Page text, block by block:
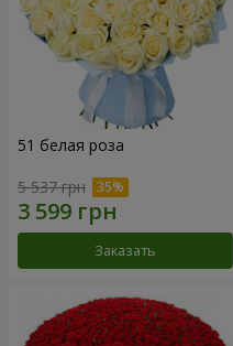
51 белая роза
5 537 грн
Заказать